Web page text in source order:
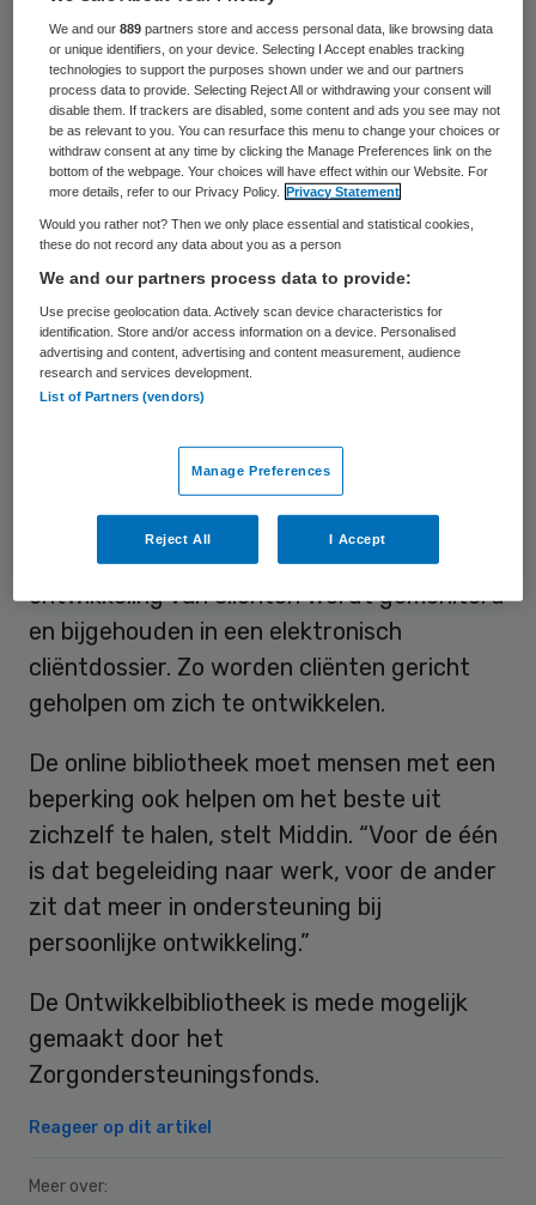
Middin lanceert een nieuwe tool om cliënten
met een beperking te helpen ontwikkelen en
zo mogelijk naar werk te begeleiden: de
Ontwikkelbibliotheek. In de online bibliotheek
staan zo’n 700 ontwikkelkaarten- en
opdrachten, waarmee begeleiders cliënten
met een beperking gericht vaardigheden en
gedrag aan kunnen leren.
Volgens Middin zijn de ontwikkelkaarten- en
opdrachten op eenvoudige en visuele
aan bij het niveau van de cliënt, doordat er
verschillende niveaus zijn. Vaardigheden
worden stap voor stap in beeld gebracht
door middel van foto’s of pictogrammen. De
ontwikkeling van cliënten wordt gemonitord
en bijgehouden in een elektronisch
cliëntdossier. Zo worden cliënten gericht
geholpen om zich te ontwikkelen.
De online bibliotheek moet mensen met een
beperking ook helpen om het beste uit
zichzelf te halen, stelt Middin. “Voor de één
is dat begeleiding naar werk, voor de ander
zit dat meer in ondersteuning bij
persoonlijke ontwikkeling.”
De Ontwikkelbibliotheek is mede mogelijk
gemaakt door het
Zorgondersteuningsfonds.
Reageer op dit artikel
Meer over:
We and our889 partners store and access personal data, like browsing data
or unique identifiers, on your device. Selecting I Accept enables tracking
technologies to support the purposes shown under we and our partners
process data to provide. Selecting Reject All or withdrawing your consent will
disable them. If trackers are disabled, some content and ads you see may not
be as relevant to you. You can resurface this menu to change your choices or
withdraw consent at any time by clicking the Manage Preferences link on the
bottom of the webpage. Your choices will have effect within our Website. For
more details, refer to our Privacy Policy.
Privacy Statement
Would you rather not? Then we only place essential and statistical cookies,
these do not record any data about you as a person
We and our partners process data to provide:
Use precise geolocation data. Actively scan device characteristics for
identification. Store and/or access information on a device. Personalised
advertising and content, advertising and content measurement, audience
research and services development.
List of Partners (vendors)
Manage Preferences
Reject All I Accept